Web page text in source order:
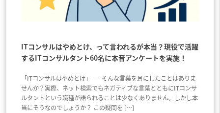
ITコンサルはやめとけ、って言われるが本当？現役で活躍
するITコンサルタント60名に本音アンケートを実施！
「ITコンサルはやめとけ」——そんな言葉を耳にしたことはありま
せんか？実際、ネット検索でもネガティブな言葉とともにITコンサ
ルタントという職種が語られることは少なくありません。しかし本
当にそうなのでしょうか？ この疑問を […]